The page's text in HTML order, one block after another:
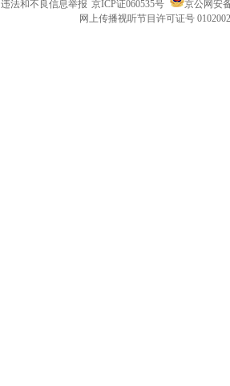
违法和不良信息举报 京ICP证060535号
京公网安
网上传播视听节目许可证号